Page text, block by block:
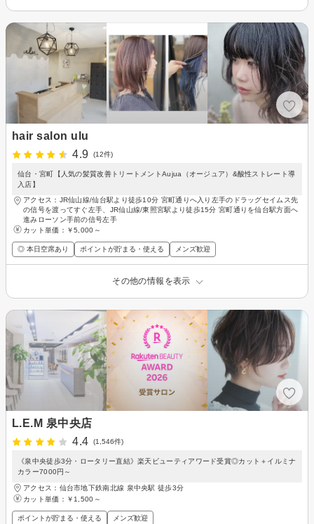
hair salon ulu
4.9
(12件)
仙台・宮町【人気の髪質改善トリートメントAujua（オージュア）&酸性ストレート導
入店】
アクセス：JR仙山線/仙台駅より徒歩10分 宮町通りへ入り左手のドラッグセイムス先
の信号を渡ってすぐ左手、JR仙山線/東照宮駅より徒歩15分 宮町通りを仙台駅方面へ
進みローソン手前の信号左手
カット単価： ￥5,000～
◎ 本日空席あり ポイントが貯まる・使える メンズ歓迎
その他の情報を表示
L.E.M 泉中央店
4.4
(1,546件)
《泉中央徒歩3分・ロータリー直結》楽天ビューティアワード受賞◎カット＋イルミナ
カラー7000円～
アクセス：仙台市地下鉄南北線 泉中央駅 徒歩3分
カット単価： ￥1,500～
ポイントが貯まる・使える メンズ歓迎